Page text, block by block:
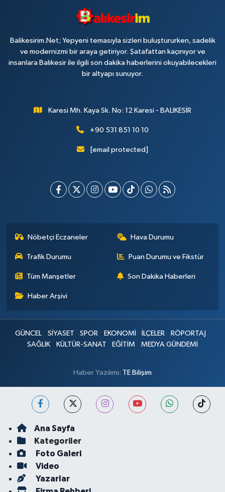
Balikesirim.Net; Yepyeni temasıyla sizleri buluştururken, sadelik
ve modernizmi bir araya getiriyor. Şatafattan kaçınıyor ve
insanlara Balıkesir ile ilgili son dakika haberlerini okuyabilecekleri
bir altyapı sunuyor.
Karesi Mh. Kaya Sk. No: 12 Karesi - BALIKESİR
+90 531 851 10 10
[email protected]
Nöbetçi Eczaneler Hava Durumu
Trafik Durumu Puan Durumu ve Fikstür
Tüm Manşetler Son Dakika Haberleri
Haber Arşivi
GÜNCEL SİYASET SPOR EKONOMİ İLÇELER
RÖPORTAJ
SAĞLIK
KÜLTÜR-SANAT EĞİTİM MEDYA GÜNDEMİ
Haber Yazılımı: TE Bilişim
Ana Sayfa
Kategoriler
Foto Galeri
Video
Yazarlar